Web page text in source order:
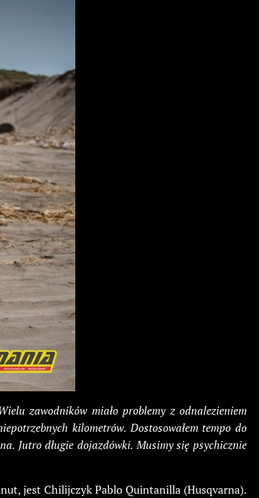
zawodników miało problemy z odnalezieniem
kilometrów. Dostosowałem tempo do
Jutro długie dojazdówki. Musimy się psychicznie
jest Chilijczyk Pablo Quintanilla (Husqvarna).